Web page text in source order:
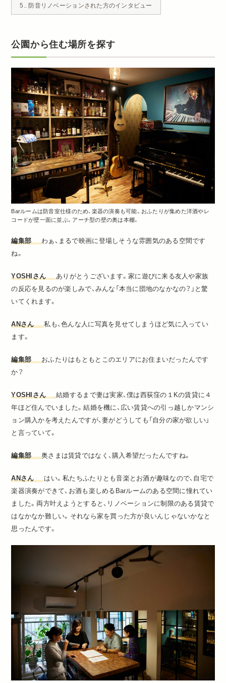
5.
防音リノベーションされた方のインタビュー
公園から住む場所を探す
Barルームは防音室仕様のため、楽器の演奏も可能。おふたりが集めた洋酒やレ
コードが壁一面に並ぶ。アーチ型の壁の奥は本棚。
編集部
わぁ、まるで映画に登場しそうな雰囲気のある空間です
ね。
YOSHIさん
ありがとうございます。家に遊びに来る友人や家族
の反応を見るのが楽しみで、みんな「本当に団地のなかなの？」と驚
いてくれます。
ANさん
私も、色んな人に写真を見せてしまうほど気に入ってい
ます。
編集部
おふたりはもともとこのエリアにお住まいだったんです
か？
YOSHIさん
結婚するまで妻は実家、僕は西荻窪の１Kの賃貸に４
年ほど住んでいました。結婚を機に、広い賃貸への引っ越しかマンシ
ョン購入かを考えたんですが、妻がどうしても「自分の家が欲しい」
と言っていて。
編集部 奥さまは賃貸ではなく、購入希望だったんですね。
ANさん
はい。私たちふたりとも音楽とお酒が趣味なので、自宅で
楽器演奏ができて、お酒も楽しめるBarルームのある空間に憧れてい
ました。両方叶えようとすると、リノベーションに制限のある賃貸で
はなかなか難しい。それなら家を買った方が良いんじゃないかなと
思ったんです。